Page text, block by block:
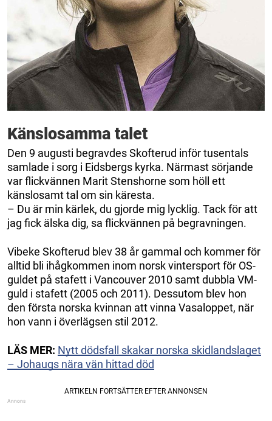
Känslosamma talet
Den 9 augusti begravdes Skofterud inför tusentals
samlade i sorg i Eidsbergs kyrka. Närmast sörjande
var flickvännen Marit Stenshorne som höll ett
känslosamt tal om sin käresta.
– Du är min kärlek, du gjorde mig lycklig. Tack för att
jag fick älska dig, sa flickvännen på begravningen.
Vibeke Skofterud blev 38 år gammal och kommer för
alltid bli ihågkommen inom norsk vintersport för OS-
guldet på stafett i Vancouver 2010 samt dubbla VM-
guld i stafett (2005 och 2011). Dessutom blev hon
den första norska kvinnan att vinna Vasaloppet, när
hon vann i överlägsen stil 2012.
LÄS MER: Nytt dödsfall skakar norska skidlandslaget
– Johaugs nära vän hittad död